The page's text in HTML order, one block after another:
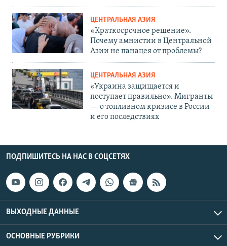
ЦЕНТРАЛЬНАЯ АЗИЯ
«Краткосрочное решение».
Почему амнистии в Центральной
Азии не панацея от проблемы?
ЦЕНТРАЛЬНАЯ АЗИЯ
«Украина защищается и
поступает правильно». Мигранты
— о топливном кризисе в России
и его последствиях
ПОДПИШИТЕСЬ НА НАС В СОЦСЕТЯХ
ВЫХОДНЫЕ ДАННЫЕ
ОСНОВНЫЕ РУБРИКИ